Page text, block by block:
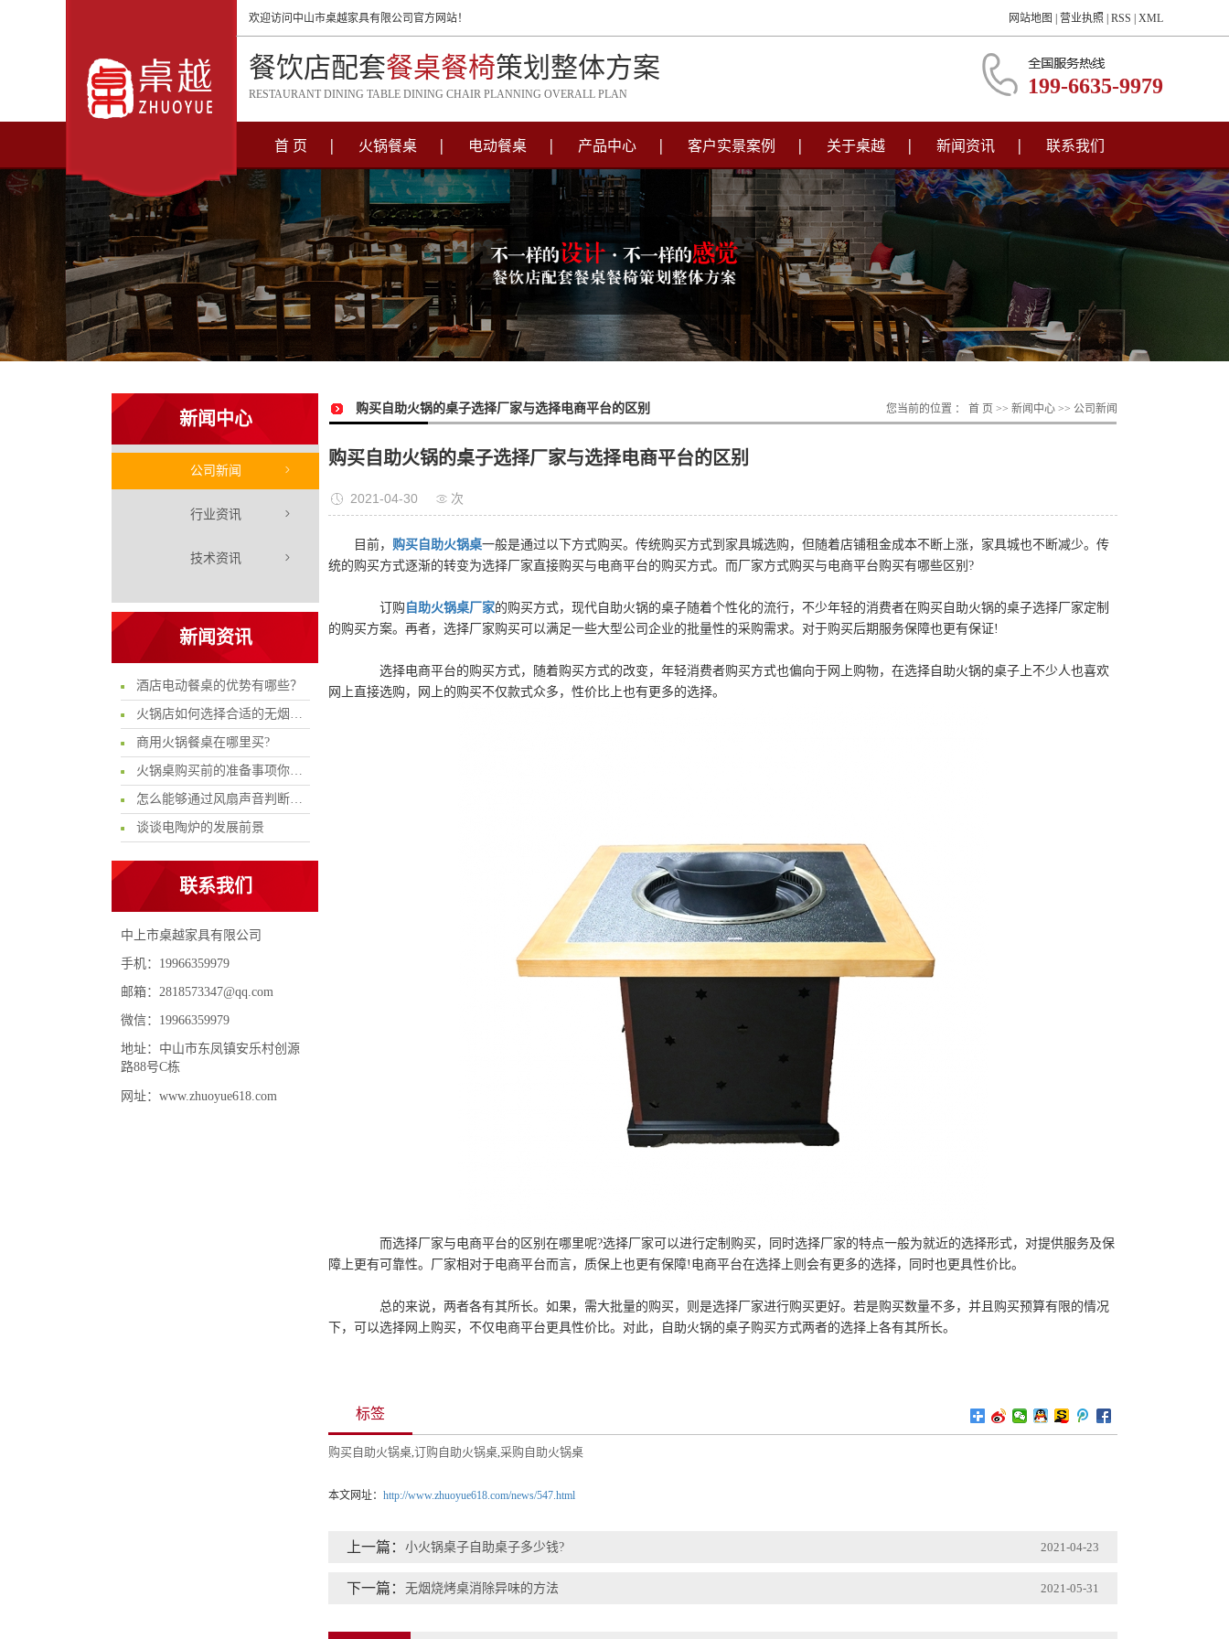
欢迎访问中山市桌越家具有限公司官方网站！ 网站地图 营业执照 RSS XML
餐饮店配套餐桌餐椅策划整体方案
RESTAURANT DINING TABLE DINING CHAIR PLANNING OVERALL PLAN 199-6635-9979
首 页 火锅餐桌 电动餐桌 产品中心 客户实景案例 关于桌越 新闻资讯 联系我们
新闻中心
公司新闻
行业资讯
技术资讯
新闻资讯
酒店电动餐桌的优势有哪些？
火锅店如何选择合适的无烟火锅桌?
商用火锅餐桌在哪里买?
火锅桌购买前的准备事项你知多少?
怎么能够通过风扇声音判断电陶炉的质量问题呢?
谈谈电陶炉的发展前景
联系我们
中上市桌越家具有限公司
手机：19966359979
邮箱：2818573347@qq.com
微信：19966359979
地址：中山市东凤镇安乐村创源
路88号C栋
网址：www.zhuoyue618.com
购买自助火锅的桌子选择厂家与选择电商平台的区别 您当前的位置 ： 首 页 >> 新闻中心 >> 公司新闻
购买自助火锅的桌子选择厂家与选择电商平台的区别
2021-04-30 次
目前， 购买自助火锅桌一般是通过以下方式购买。传统购买方式到家具城选购，但随着店铺租金成本不断上涨，家具城也不断减少。传
统的购买方式逐渐的转变为选择厂家直接购买与电商平台的购买方式。而厂家方式购买与电商平台购买有哪些区别?
订购 自助火锅桌厂家的购买方式，现代自助火锅的桌子随着个性化的流行，不少年轻的消费者在购买自助火锅的桌子选择厂家定制
的购买方案。再者，选择厂家购买可以满足一些大型公司企业的批量性的采购需求。对于购买后期服务保障也更有保证!
选择电商平台的购买方式，随着购买方式的改变，年轻消费者购买方式也偏向于网上购物，在选择自助火锅的桌子上不少人也喜欢
网上直接选购，网上的购买不仅款式众多，性价比上也有更多的选择。
而选择厂家与电商平台的区别在哪里呢?选择厂家可以进行定制购买，同时选择厂家的特点一般为就近的选择形式，对提供服务及保
障上更有可靠性。厂家相对于电商平台而言，质保上也更有保障!电商平台在选择上则会有更多的选择，同时也更具性价比。
总的来说，两者各有其所长。如果，需大批量的购买，则是选择厂家进行购买更好。若是购买数量不多，并且购买预算有限的情况
下，可以选择网上购买，不仅电商平台更具性价比。对此，自助火锅的桌子购买方式两者的选择上各有其所长。
标签
购买自助火锅桌,订购自助火锅桌,采购自助火锅桌
本文网址： http://www.zhuoyue618.com/news/547.html
上一篇： 小火锅桌子自助桌子多少钱? 2021-04-23
下一篇： 无烟烧烤桌消除异味的方法 2021-05-31